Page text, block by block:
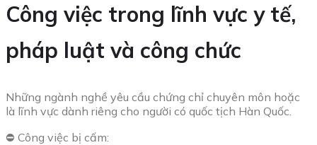
Công việc trong lĩnh vực y tế,
pháp luật và công chức
Những ngành nghề yêu cầu chứng chỉ chuyên môn hoặc
là lĩnh vực dành riêng cho người có quốc tịch Hàn Quốc.
⛔ Công việc bị cấm: